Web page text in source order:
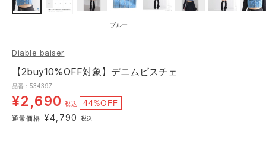
ブルー
Diable baiser
【2buy10%OFF対象】デニムビスチェ
品番：534397
¥2,690 税込 44%OFF
通常価格 ¥4,790 税込